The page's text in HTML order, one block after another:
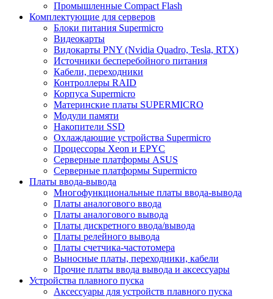
Промышленные Compact Flash
Комплектующие для серверов
Блоки питания Supermicro
Видеокарты
Видокарты PNY (Nvidia Quadro, Tesla, RTX)
Источники бесперебойного питания
Кабели, переходники
Контроллеры RAID
Корпуса Supermicro
Материнские платы SUPERMICRO
Модули памяти
Накопители SSD
Охлаждающие устройства Supermicro
Процессоры Xeon и EPYC
Серверные платформы ASUS
Серверные платформы Supermicro
Платы ввода-вывода
Многофункциональные платы ввода-вывода
Платы аналогового ввода
Платы аналогового вывода
Платы дискретного ввода/вывода
Платы релейного вывода
Платы счетчика-частотомера
Выносные платы, переходники, кабели
Прочие платы ввода вывода и аксессуары
Устройства плавного пуска
Аксессуары для устройств плавного пуска